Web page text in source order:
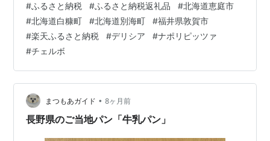
ホタテ、エビなど 海鮮を選ぶことが多い我が家。 今年
は、ピザも選んでみました。 北海道恵庭市の ナポリピッ
ツァ専門店CERVO（チェルボ）の ピッツァアソート７種
セットです。 ７種類の内訳は、 左上：４種のイタリアチ
ーズのクワトロフォルマッジ 右上：定番イタリアトマト
の…
#ふるさと納税 #ふるさと納税返礼品 #北海道恵庭市
#北海道白糠町 #北海道別海町 #福井県敦賀市
#楽天ふるさと納税 #デリシア #ナポリピッツァ
#チェルボ
まつもあガイド • 8ヶ月前
長野県のご当地パン「牛乳パン」